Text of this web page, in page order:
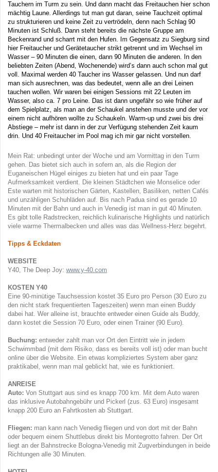
Tauchern im Turm zu sein. Und dann macht das Freitauchen hier schon
mächtig Laune. Allerdings tut man gut daran, seine Tauchzeit optimal
zu strukturieren und keine Zeit zu vertrödeln, denn nach Schlag 90
Minuten ist Schluß. Dann steht bereits die nächste Gruppe am
Beckenrand und scharrt mit den Hufen. Im Gegensatz zu Siegburg sind
hier Freitaucher und Gerätetaucher strikt getrennt und im Wechsel im
Wasser – 90 Minuten die einen, dann 90 Minuten die anderen. In den
beliebten Zeiten (Abend, Wochenende) wird’s dann auch schon mal gut
voll. Maximal werden 40 Taucher ins Wasser gelassen. Und nun darf
man sich ausrechnen, was das bedeutet, wenn alle an drei Leinen
tauchen wollen. Wir waren bei einigen Sessions mit 22 Leuten im
Wasser, also ca. 7 pro Leine. Das ist dann ungefähr so wie früher auf
dem Spielplatz, als man an der Schaukel anstehen musste und der vor
einem nicht aufhören wollte zu Schaukeln. Warm-up und zwei bis drei
Abstiege – mehr ist dann in der zur Verfügung stehenden Zeit kaum
drin. Und 40 Freitaucher im Pool mag ich mir gar nicht vorstellen.
Mein Rat: unbedingt unter der Woche und am Vormittag in den Turm
gehen. Das bietet sich auch in sofern an, als die Region der
Euganeischen Hügel einiges zu bieten hat und ein paar Tage
Aufmerksamkeit verdient. Die kleinen Städtchen wie Monselice oder
Este warten mit historischen Gärten, Kastellen, Basiliken, netten Cafés
und unzähligen Schuhläden auf. Bis nach Padua sind es gerade 10
Minuten mit der Bahn und auch in Venedig ist man in gut 40 Minuten.
Es gibt tolle Radstrecken, reichlich kulinarische Highlights und natürlich
viele warme Thermalbecken und alles was das Wellness-Herz begehrt.
Tipps & Eckdaten
WEBSITE
Y40, The Deep Joy: www.y-40.com
KOSTEN Y40
Eine 90-minütige Tauchsession kostet 35 Euro pro Person (30 Euro zu
den nicht stark frequentierten Tageszeiten) wenn man einen Buddy
dabei hat. Wer alleine ist, brauchte entweder einen Guide als Buddy,
dann kostet die Session 70 Euro, oder einen Trainer (90 Euro).
Buchung: entweder zahlt man vor Ort den Eintritt wie in jedem
Schwimmbad (mit dem Risiko, dass es bereits voll ist) oder man bucht
online über die Website. Ein etwas kompliziertes System aber ganz
praktikabel, wenn man mal geblickt hat, wie es funktioniert.
ANREISE
Auto: Von Stuttgart aus sind es knapp 700 km. Mit dem Auto waren
das inklusive Autobahngebühr und Pickerl (zus. 63 Euro) insgesamt
knapp 200 Euro an Fahrtkosten ab Stuttgart.
Fliegen: man kann nach Venedig fliegen und von dort mit der Bahn
oder bequem einem Shuttlebus direkt bis Montegrotto fahren. Der Ort
liegt an der Bahnstrecke Bologna-Venedig mit Zugverbindungen in beide
Richtungen alle 30 Minuten.